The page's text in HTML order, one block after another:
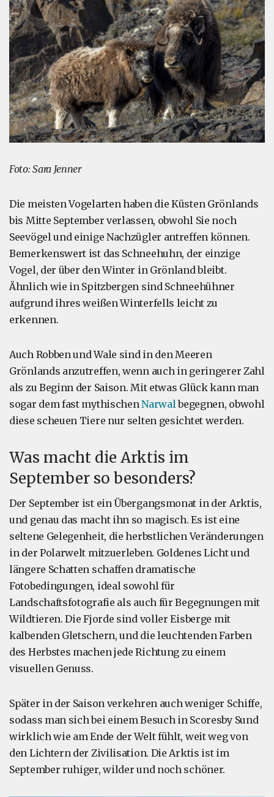
Foto: Sara Jenner
Die meisten Vogelarten haben die Küsten Grönlands
bis Mitte September verlassen, obwohl Sie noch
Seevögel und einige Nachzügler antreffen können.
Bemerkenswert ist das Schneehuhn, der einzige
Vogel, der über den Winter in Grönland bleibt.
Ähnlich wie in Spitzbergen sind Schneehühner
aufgrund ihres weißen Winterfells leicht zu
erkennen.
Auch Robben und Wale sind in den Meeren
Grönlands anzutreffen, wenn auch in geringerer Zahl
als zu Beginn der Saison. Mit etwas Glück kann man
sogar dem fast mythischenNarwalbegegnen, obwohl
diese scheuen Tiere nur selten gesichtet werden.
Was macht die Arktis im
September so besonders?
Der September ist ein Übergangsmonat in der Arktis,
und genau das macht ihn so magisch. Es ist eine
seltene Gelegenheit, die herbstlichen Veränderungen
in der Polarwelt mitzuerleben. Goldenes Licht und
längere Schatten schaffen dramatische
Fotobedingungen, ideal sowohl für
Landschaftsfotografie als auch für Begegnungen mit
Wildtieren. Die Fjorde sind voller Eisberge mit
kalbenden Gletschern, und die leuchtenden Farben
des Herbstes machen jede Richtung zu einem
visuellen Genuss.
Später in der Saison verkehren auch weniger Schiffe,
sodass man sich bei einem Besuch in Scoresby Sund
wirklich wie am Ende der Welt fühlt, weit weg von
den Lichtern der Zivilisation. Die Arktis ist im
September ruhiger, wilder und noch schöner.